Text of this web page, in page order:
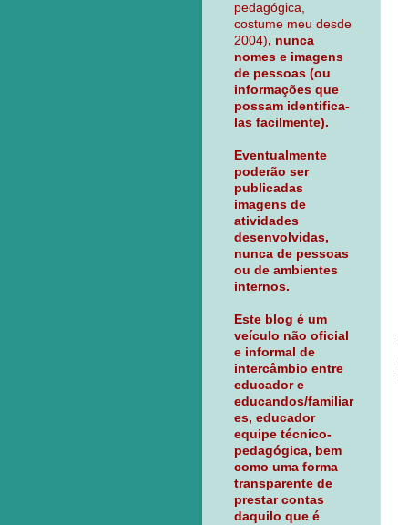
pedagógica,
costume meu desde
2004), nunca
nomes e imagens
de pessoas (ou
informações que
possam identifica-
las facilmente).
Eventualmente
poderão ser
publicadas
imagens de
atividades
desenvolvidas,
nunca de pessoas
ou de ambientes
internos.
Este blog é um
veículo não oficial
e informal de
intercâmbio entre
educador e
educandos/familiar
es, educador
equipe técnico-
pedagógica, bem
como uma forma
transparente de
prestar contas
daquilo que é